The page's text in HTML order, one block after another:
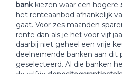
bank kiezen waar een hogere
het renteaanbod afhankelijk
gaat. Voor zes maanden
rente dan als je het voor vijf
daarbij niet geheel een vrije
deelnemende banken aan dit
geselecteerd. Al die banken